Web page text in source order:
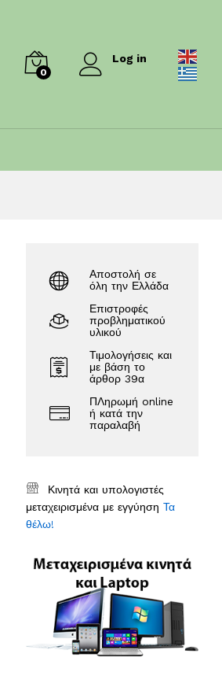
0
Log in
Αποστολή σε
όλη την Ελλάδα
Επιστροφές
προβληματικού
υλικού
Τιμολογήσεις και
με βάση το
άρθορ 39α
ΠΛηρωμή online
ή κατά την
παραλαβή
Κινητά και υπολογιστές
μεταχειρισμένα με εγγύησηΤα
θέλω!